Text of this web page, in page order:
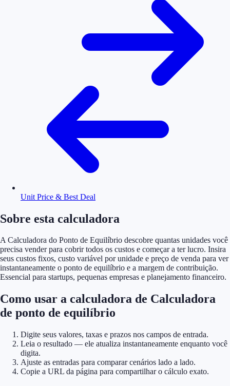
Unit Price & Best Deal
Sobre esta calculadora
A Calculadora do Ponto de Equilíbrio descobre quantas unidades você
precisa vender para cobrir todos os custos e começar a ter lucro. Insira
seus custos fixos, custo variável por unidade e preço de venda para ver
instantaneamente o ponto de equilíbrio e a margem de contribuição.
Essencial para startups, pequenas empresas e planejamento financeiro.
Como usar a calculadora de Calculadora
de ponto de equilíbrio
Digite seus valores, taxas e prazos nos campos de entrada.
Leia o resultado — ele atualiza instantaneamente enquanto você
digita.
Ajuste as entradas para comparar cenários lado a lado.
Copie a URL da página para compartilhar o cálculo exato.